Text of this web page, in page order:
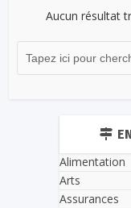
Aucun résultat
Alimentation
Arts
Assurances